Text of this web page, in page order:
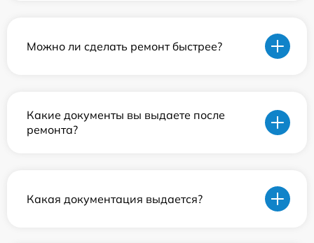
Можно ли сделать ремонт быстрее?
Какие документы вы выдаете после
ремонта?
Какая документация выдается?